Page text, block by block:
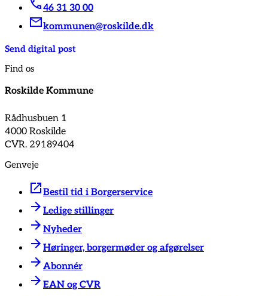
46 31 30 00
kommunen@roskilde.dk
Send digital post
Find os
Roskilde Kommune
Rådhusbuen 1
4000 Roskilde
CVR. 29189404
Genveje
Bestil tid i Borgerservice
Ledige stillinger
Nyheder
Høringer, borgermøder og afgørelser
Abonnér
EAN og CVR